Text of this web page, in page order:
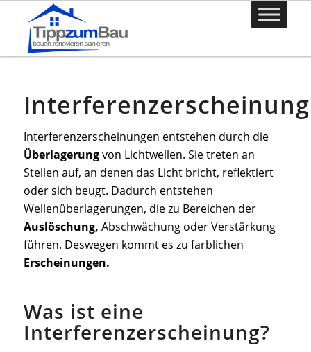
Interferenzerscheinung
Interferenzerscheinungen entstehen durch die
Überlagerungvon Lichtwellen. Sie treten an
Stellen auf, an denen das Licht bricht, reflektiert
oder sich beugt. Dadurch entstehen
Wellenüberlagerungen, die zu Bereichen der
Auslöschung, Abschwächung oder Verstärkung
führen. Deswegen kommt es zu farblichen
Erscheinungen.
Was ist eine
Interferenzerscheinung?